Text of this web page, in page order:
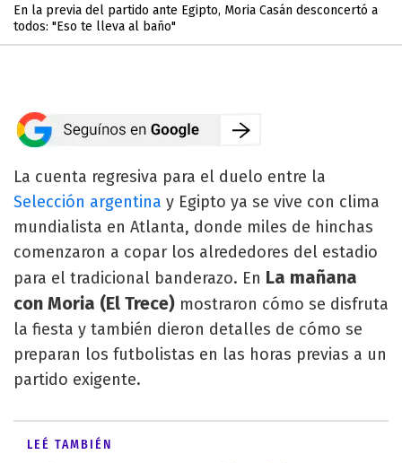
En la previa del partido ante Egipto, Moria Casán desconcertó a
todos: "Eso te lleva al baño"
La cuenta regresiva para el duelo entre la
Selección argentina y Egipto ya se vive con clima
mundialista en Atlanta, donde miles de hinchas
comenzaron a copar los alrededores del estadio
para el tradicional banderazo. En La mañana
con Moria (El Trece) mostraron cómo se disfruta
la fiesta y también dieron detalles de cómo se
preparan los futbolistas en las horas previas a un
partido exigente.
LEÉ TAMBIÉN